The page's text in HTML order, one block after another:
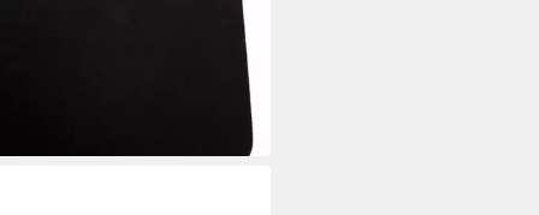
€
- in 3-4 Werktagen bei dir